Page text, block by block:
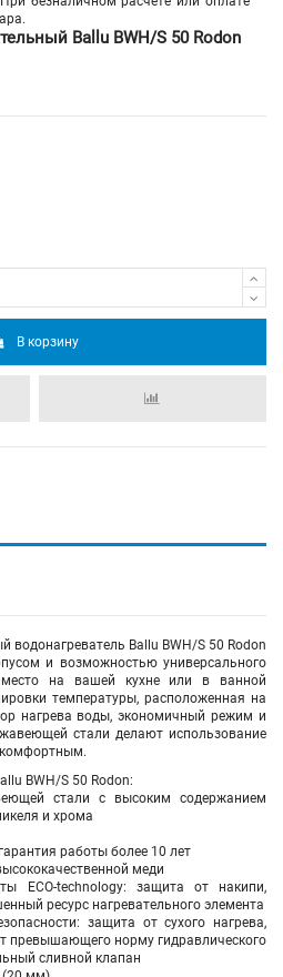
Ballu BWH/S 50 Rodon
В корзину
водонагреватель Ballu BWH/S 50 Rodon
и возможностью универсального
на вашей кухне или в ванной
температуры, расположенная на
нагрева воды, экономичный режим и
стали делают использование
комфортным.
BWH/S 50 Rodon:
стали с высоким содержанием
и хрома
работы более 10 лет
меди
ECO-technology: защита от накипи,
ресурс нагревательного элемента
защита от сухого нагрева,
превышающего норму гидравлического
сливной клапан